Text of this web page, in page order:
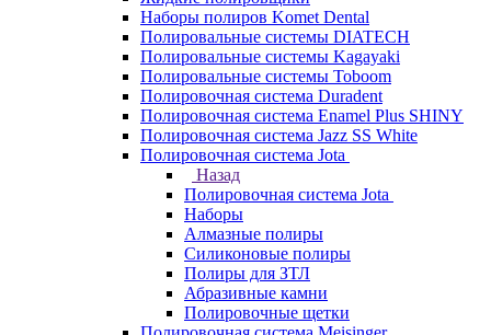
Наборы полиров Komet Dental
Полировальные системы DIATECH
Полировальные системы Kagayaki
Полировальные системы Toboom
Полировочная система Duradent
Полировочная система Enamel Plus SHINY
Полировочная система Jazz SS White
Полировочная система Jota
Назад
Полировочная система Jota
Наборы
Алмазные полиры
Силиконовые полиры
Полиры для ЗТЛ
Абразивные камни
Полировочные щетки